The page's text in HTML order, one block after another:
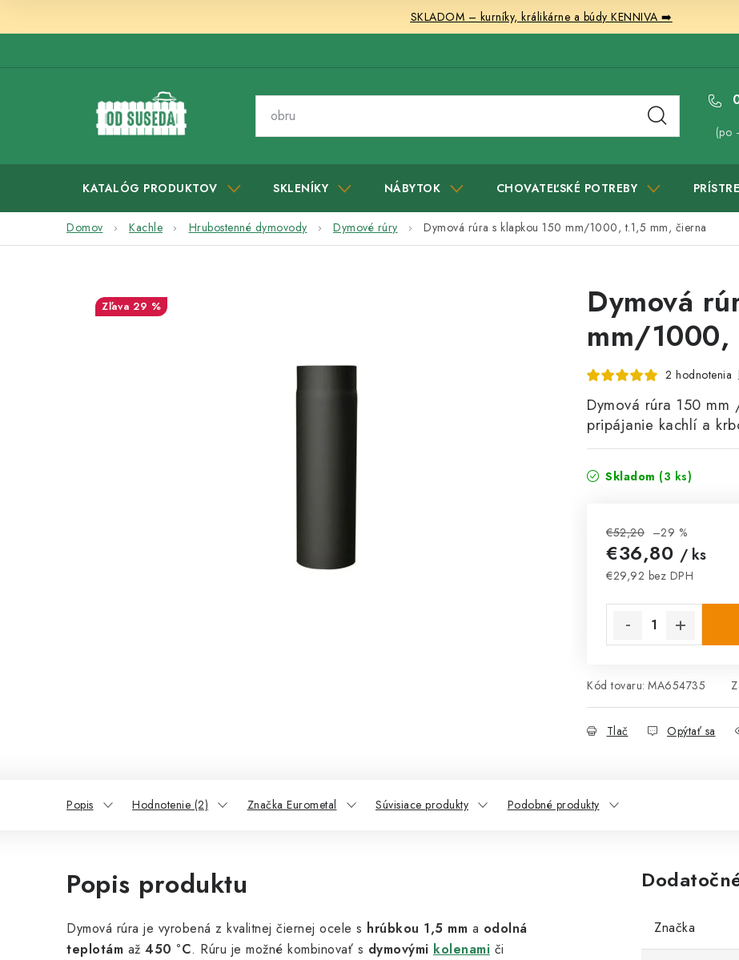
SKLADOM – kurníky, králikárne a búdy KENNIVA ➡️
(po
KATALÓG PRODUKTOV SKLENÍKY NÁBYTOK CHOVATEĽSKÉ POTREBY
Domov Kachle Hrubostenné dymovody Dymové rúry Dymová rúra s klapkou 150 mm/1000, t.1,5 mm, čierna
Dymová
mm/1000,
2 hodnotenia
Dymová rúra 150
pripájanie kachlí a
Skladom (3 ks)
€52,20 –29 %
€36,80 / ks
€29,92 bez DPH
Kód tovaru: MA654735
Tlač Opýtať sa
29 %
Popis Hodnotenie (2) Značka Eurometal Súvisiace produkty Podobné produkty
Popis produktu
Dymová rúra je vyrobená z kvalitnej čiernej ocele s hrúbkou 1,5 mm a odolná
teplotám až 450 °C. Rúru je možné kombinovať s dymovými kolenami či
Značka